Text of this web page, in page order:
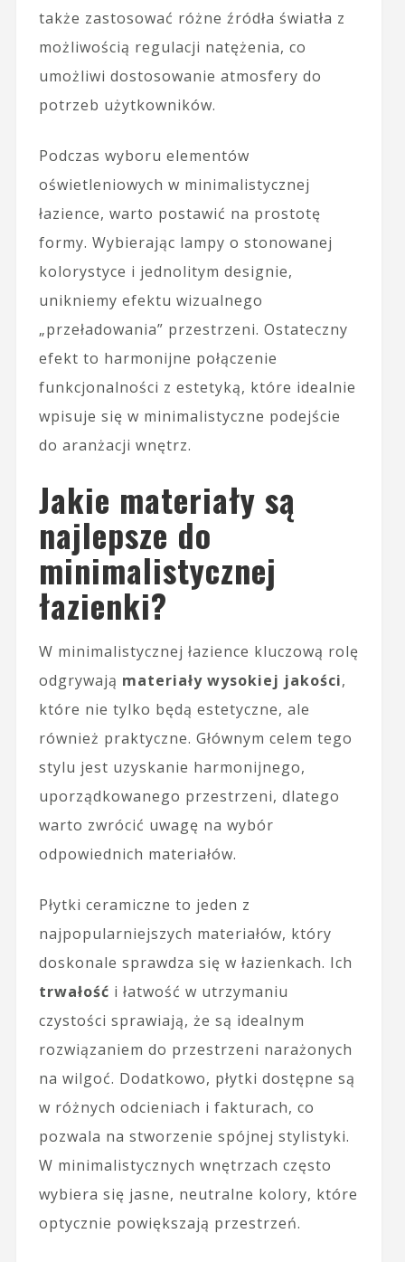
także zastosować różne źródła światła z
możliwością regulacji natężenia, co
umożliwi dostosowanie atmosfery do
potrzeb użytkowników.
Podczas wyboru elementów
oświetleniowych w minimalistycznej
łazience, warto postawić na prostotę
formy. Wybierając lampy o stonowanej
kolorystyce i jednolitym designie,
unikniemy efektu wizualnego
„przeładowania” przestrzeni. Ostateczny
efekt to harmonijne połączenie
funkcjonalności z estetyką, które idealnie
wpisuje się w minimalistyczne podejście
do aranżacji wnętrz.
Jakie materiały są
najlepsze do
minimalistycznej
łazienki?
W minimalistycznej łazience kluczową rolę
odgrywają materiały wysokiej jakości,
które nie tylko będą estetyczne, ale
również praktyczne. Głównym celem tego
stylu jest uzyskanie harmonijnego,
uporządkowanego przestrzeni, dlatego
warto zwrócić uwagę na wybór
odpowiednich materiałów.
Płytki ceramiczne to jeden z
najpopularniejszych materiałów, który
doskonale sprawdza się w łazienkach. Ich
trwałość i łatwość w utrzymaniu
czystości sprawiają, że są idealnym
rozwiązaniem do przestrzeni narażonych
na wilgoć. Dodatkowo, płytki dostępne są
w różnych odcieniach i fakturach, co
pozwala na stworzenie spójnej stylistyki.
W minimalistycznych wnętrzach często
wybiera się jasne, neutralne kolory, które
optycznie powiększają przestrzeń.